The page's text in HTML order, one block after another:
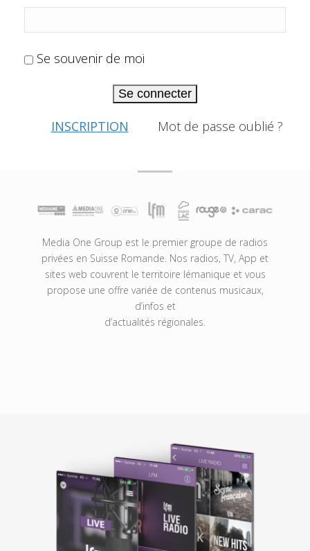
Se souvenir de moi
Se connecter
INSCRIPTION Mot de passe oublié ?
Media One Group est le premier groupe de radios
privées en Suisse Romande. Nos radios, TV, App et
sites web couvrent le territoire lémanique et vous
propose une offre variée de contenus musicaux,
d’infos et
d’actualités régionales.